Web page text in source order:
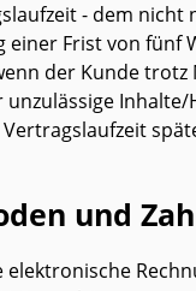
- dem
Frist von
der Kunde
und